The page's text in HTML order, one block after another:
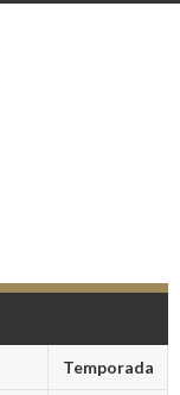
Temporada